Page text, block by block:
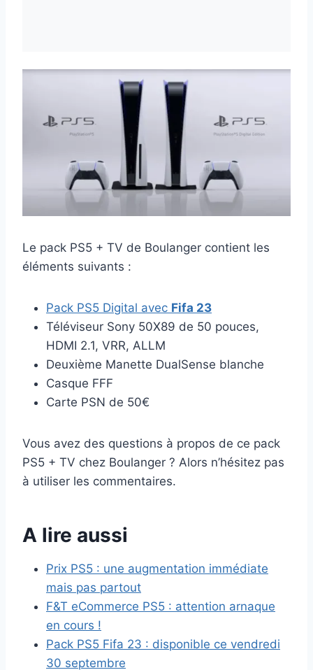
Le pack PS5 + TV de Boulanger contient les
éléments suivants :
Pack PS5 Digital avec Fifa 23
Téléviseur Sony 50X89 de 50 pouces,
HDMI 2.1, VRR, ALLM
Deuxième Manette DualSense blanche
Casque FFF
Carte PSN de 50€
Vous avez des questions à propos de ce pack
PS5 + TV chez Boulanger ? Alors n’hésitez pas
à utiliser les commentaires.
A lire aussi
Prix PS5 : une augmentation immédiate
mais pas partout
F&T eCommerce PS5 : attention arnaque
en cours !
Pack PS5 Fifa 23 : disponible ce vendredi
30 septembre